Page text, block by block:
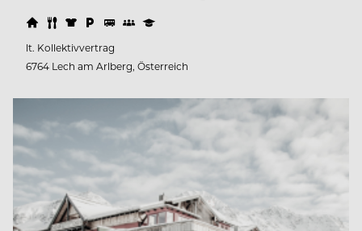
lt. Kollektivvertrag
6764 Lech am Arlberg, Österreich